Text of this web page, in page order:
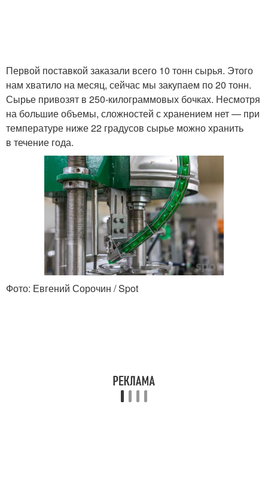
Первой поставкой заказали всего 10 тонн сырья. Этого
нам хватило на месяц, сейчас мы закупаем по 20 тонн.
Сырье привозят в 250-килограммовых бочках. Несмотря
на большие объемы, сложностей с хранением нет — при
температуре ниже 22 градусов сырье можно хранить
в течение года.
Фото: Евгений Сорочин / Spot